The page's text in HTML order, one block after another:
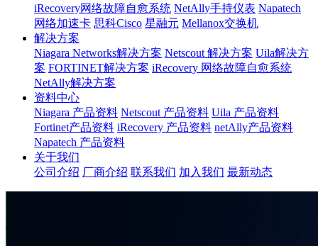
iRecovery网络故障自愈系统 NetAlly手持仪表 Napatech
网络加速卡 思科Cisco 星融元 Mellanox交换机
解决方案
Niagara Networks解决方案 Netscout 解决方案 Uila解决方
案 FORTINET解决方案 iRecovery 网络故障自愈系统
NetAlly解决方案
资料中心
Niagara 产品资料 Netscout 产品资料 Uila 产品资料
Fortinet产品资料 iRecovery 产品资料 netAlly产品资料
Napatech 产品资料
关于我们
公司介绍 厂商介绍 联系我们 加入我们 最新动态